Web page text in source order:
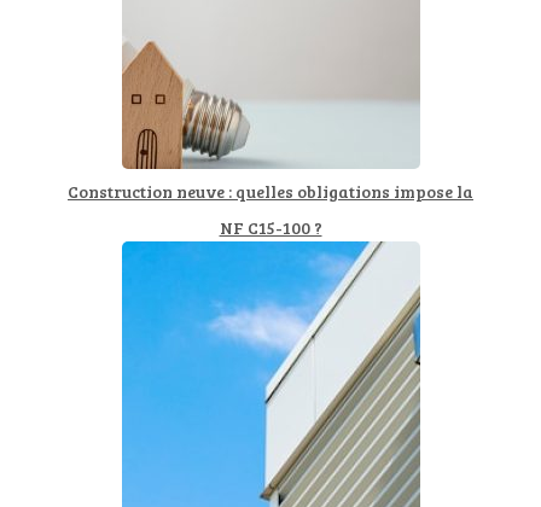
Construction neuve : quelles obligations impose la
NF C15-100 ?